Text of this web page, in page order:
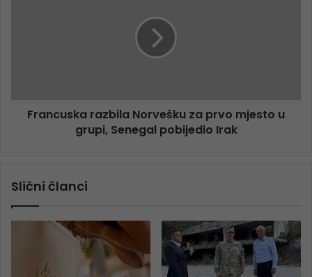
Francuska razbila Norvešku za prvo mjesto u
grupi, Senegal pobijedio Irak
Slični članci